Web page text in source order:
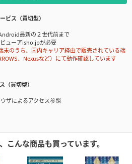
ビス（買切型）
最新の２世代前まで
ューアisho.jpが必要
のうち、国内キャリア経由で販売されている端
、Nexusなど）にて動作確認しています
（買切型）
ザによるアクセス参照
こんな商品も買っています。